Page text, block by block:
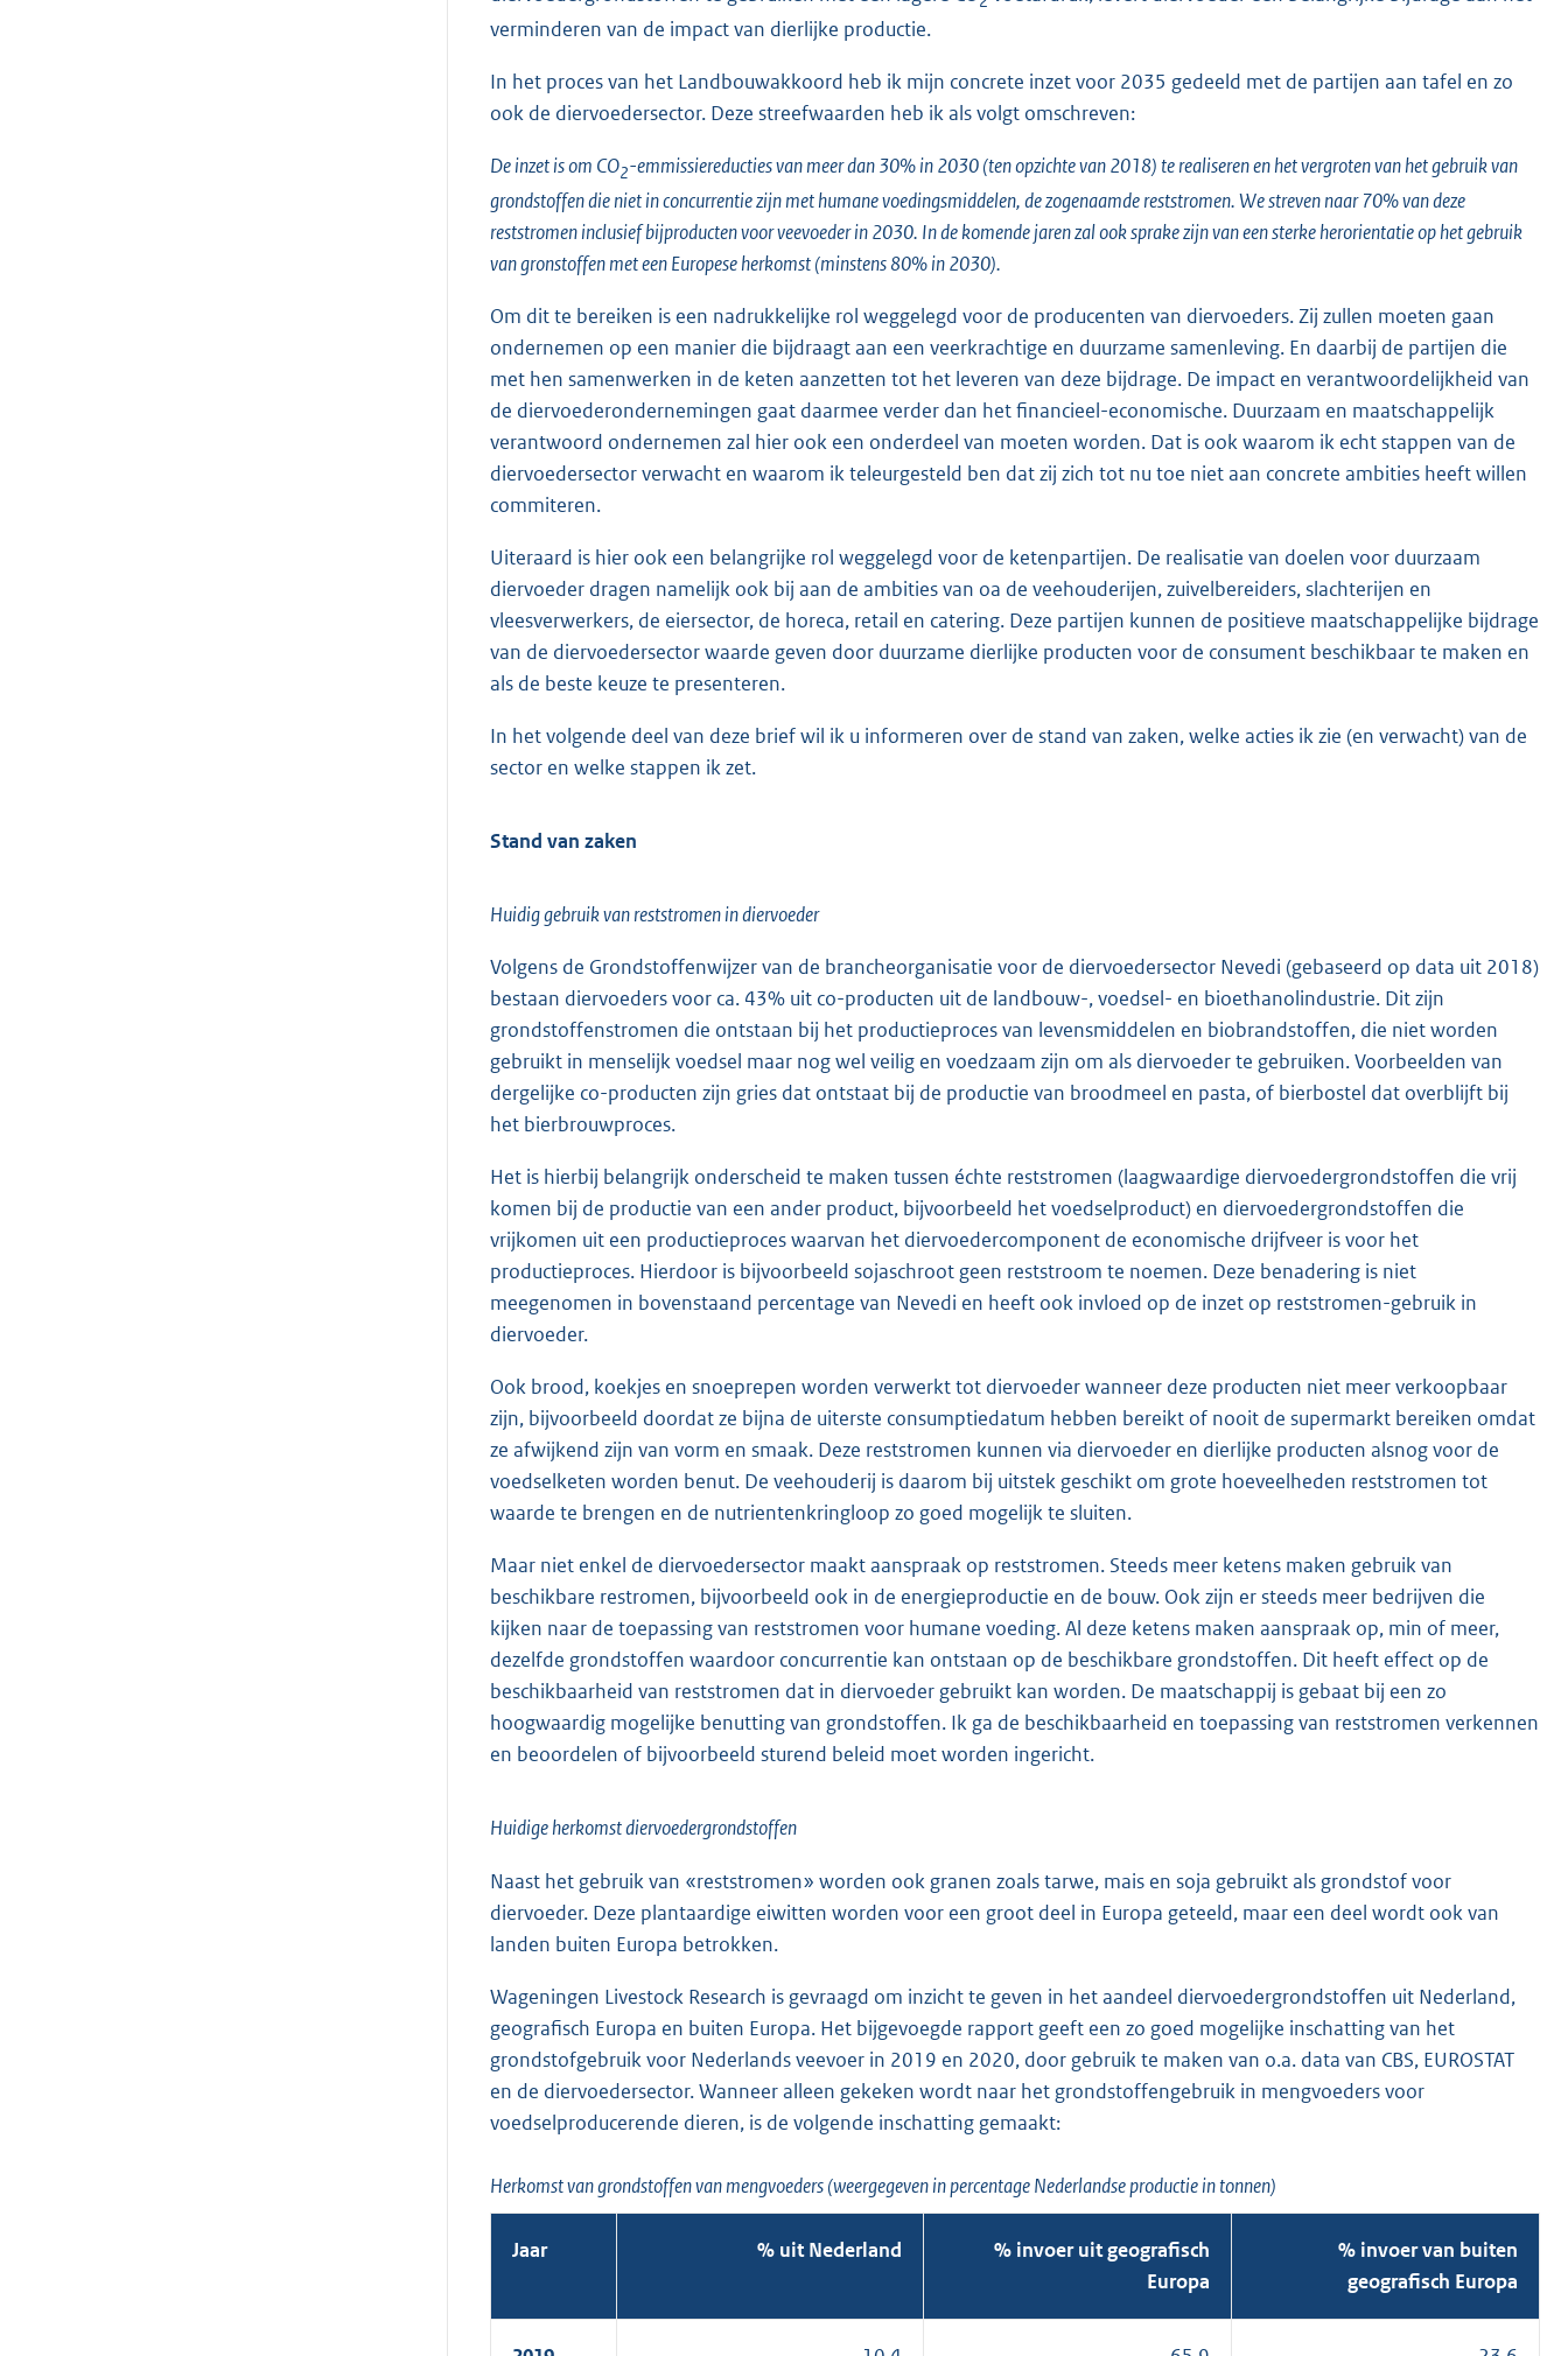
verminderen van de impact van dierlijke productie.
In het proces van het Landbouwakkoord heb ik mijn concrete inzet voor 2035 gedeeld met de partijen aan tafel en zo
ook de diervoedersector. Deze streefwaarden heb ik als volgt omschreven:
De inzet is om CO2-emmissiereducties van meer dan 30% in 2030 (ten opzichte van 2018) te realiseren en het vergroten van het gebruik van
grondstoffen die niet in concurrentie zijn met humane voedingsmiddelen, de zogenaamde reststromen. We streven naar 70% van deze
reststromen inclusief bijproducten voor veevoeder in 2030. In de komende jaren zal ook sprake zijn van een sterke herorientatie op het gebruik
van gronstoffen met een Europese herkomst (minstens 80% in 2030).
Om dit te bereiken is een nadrukkelijke rol weggelegd voor de producenten van diervoeders. Zij zullen moeten gaan
ondernemen op een manier die bijdraagt aan een veerkrachtige en duurzame samenleving. En daarbij de partijen die
met hen samenwerken in de keten aanzetten tot het leveren van deze bijdrage. De impact en verantwoordelijkheid van
de diervoederondernemingen gaat daarmee verder dan het financieel-economische. Duurzaam en maatschappelijk
verantwoord ondernemen zal hier ook een onderdeel van moeten worden. Dat is ook waarom ik echt stappen van de
diervoedersector verwacht en waarom ik teleurgesteld ben dat zij zich tot nu toe niet aan concrete ambities heeft willen
commiteren.
Uiteraard is hier ook een belangrijke rol weggelegd voor de ketenpartijen. De realisatie van doelen voor duurzaam
diervoeder dragen namelijk ook bij aan de ambities van oa de veehouderijen, zuivelbereiders, slachterijen en
vleesverwerkers, de eiersector, de horeca, retail en catering. Deze partijen kunnen de positieve maatschappelijke bijdrage
van de diervoedersector waarde geven door duurzame dierlijke producten voor de consument beschikbaar te maken en
als de beste keuze te presenteren.
In het volgende deel van deze brief wil ik u informeren over de stand van zaken, welke acties ik zie (en verwacht) van de
sector en welke stappen ik zet.
Stand van zaken
Huidig gebruik van reststromen in diervoeder
Volgens de Grondstoffenwijzer van de brancheorganisatie voor de diervoedersector Nevedi (gebaseerd op data uit 2018)
bestaan diervoeders voor ca. 43% uit co-producten uit de landbouw-, voedsel- en bioethanolindustrie. Dit zijn
grondstoffenstromen die ontstaan bij het productieproces van levensmiddelen en biobrandstoffen, die niet worden
gebruikt in menselijk voedsel maar nog wel veilig en voedzaam zijn om als diervoeder te gebruiken. Voorbeelden van
dergelijke co-producten zijn gries dat ontstaat bij de productie van broodmeel en pasta, of bierbostel dat overblijft bij
het bierbrouwproces.
Het is hierbij belangrijk onderscheid te maken tussen échte reststromen (laagwaardige diervoedergrondstoffen die vrij
komen bij de productie van een ander product, bijvoorbeeld het voedselproduct) en diervoedergrondstoffen die
vrijkomen uit een productieproces waarvan het diervoedercomponent de economische drijfveer is voor het
productieproces. Hierdoor is bijvoorbeeld sojaschroot geen reststroom te noemen. Deze benadering is niet
meegenomen in bovenstaand percentage van Nevedi en heeft ook invloed op de inzet op reststromen-gebruik in
diervoeder.
Ook brood, koekjes en snoeprepen worden verwerkt tot diervoeder wanneer deze producten niet meer verkoopbaar
zijn, bijvoorbeeld doordat ze bijna de uiterste consumptiedatum hebben bereikt of nooit de supermarkt bereiken omdat
ze afwijkend zijn van vorm en smaak. Deze reststromen kunnen via diervoeder en dierlijke producten alsnog voor de
voedselketen worden benut. De veehouderij is daarom bij uitstek geschikt om grote hoeveelheden reststromen tot
waarde te brengen en de nutrientenkringloop zo goed mogelijk te sluiten.
Maar niet enkel de diervoedersector maakt aanspraak op reststromen. Steeds meer ketens maken gebruik van
beschikbare restromen, bijvoorbeeld ook in de energieproductie en de bouw. Ook zijn er steeds meer bedrijven die
kijken naar de toepassing van reststromen voor humane voeding. Al deze ketens maken aanspraak op, min of meer,
dezelfde grondstoffen waardoor concurrentie kan ontstaan op de beschikbare grondstoffen. Dit heeft effect op de
beschikbaarheid van reststromen dat in diervoeder gebruikt kan worden. De maatschappij is gebaat bij een zo
hoogwaardig mogelijke benutting van grondstoffen. Ik ga de beschikbaarheid en toepassing van reststromen verkennen
en beoordelen of bijvoorbeeld sturend beleid moet worden ingericht.
Huidige herkomst diervoedergrondstoffen
Naast het gebruik van «reststromen» worden ook granen zoals tarwe, mais en soja gebruikt als grondstof voor
diervoeder. Deze plantaardige eiwitten worden voor een groot deel in Europa geteeld, maar een deel wordt ook van
landen buiten Europa betrokken.
Wageningen Livestock Research is gevraagd om inzicht te geven in het aandeel diervoedergrondstoffen uit Nederland,
geografisch Europa en buiten Europa. Het bijgevoegde rapport geeft een zo goed mogelijke inschatting van het
grondstofgebruik voor Nederlands veevoer in 2019 en 2020, door gebruik te maken van o.a. data van CBS, EUROSTAT
en de diervoedersector. Wanneer alleen gekeken wordt naar het grondstoffengebruik in mengvoeders voor
voedselproducerende dieren, is de volgende inschatting gemaakt:
Herkomst van grondstoffen van mengvoeders (weergegeven in percentage Nederlandse productie in tonnen)
Jaar % uit Nederland
% invoer uit geografisch
Europa
% invoer van buiten
geografisch Europa